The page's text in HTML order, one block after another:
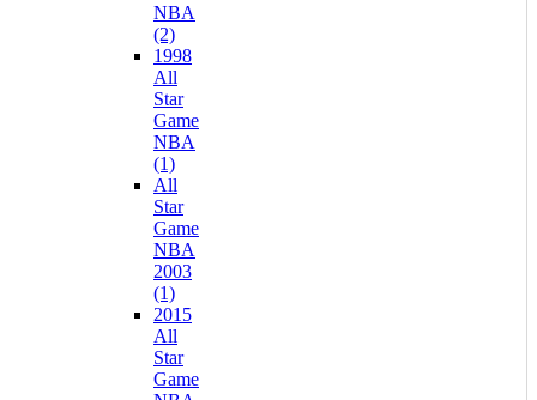
NBA
(2)
1998
All
Star
Game
NBA
(1)
All
Star
Game
NBA
2003
(1)
2015
All
Star
Game